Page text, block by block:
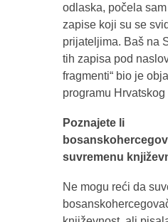
odlaska, počela
zapise koji su se
prijateljima. Baš na
tih zapisa pod
fragmenti“ bio je
programu Hrvatskog
Poznajete li
suvremenu
Ne mogu reći da